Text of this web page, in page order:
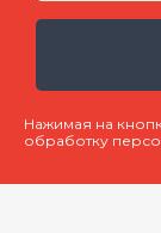
Нажимая на
обработку